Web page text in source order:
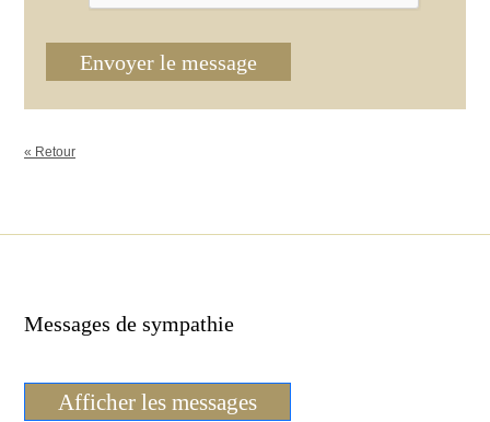
Envoyer le message
« Retour
Messages de sympathie
Afficher les messages